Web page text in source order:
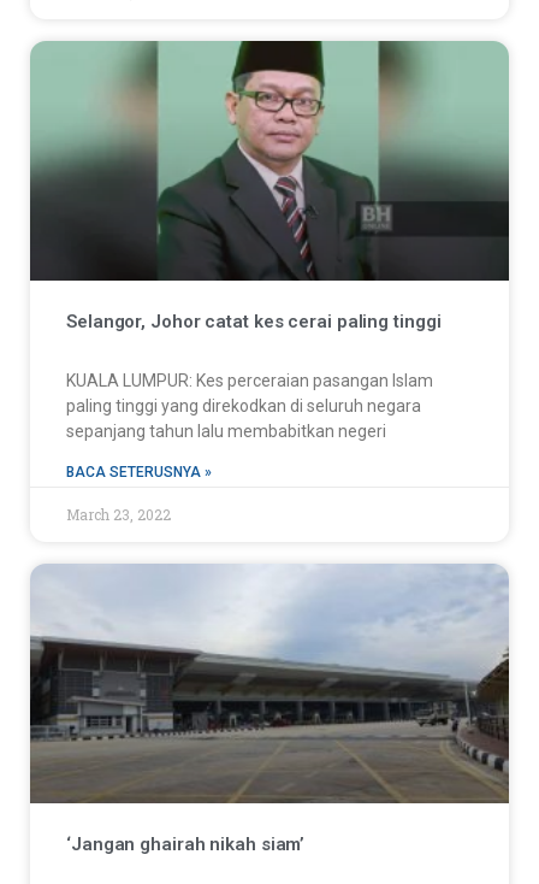
Selangor, Johor catat kes cerai paling tinggi
KUALA LUMPUR: Kes perceraian pasangan Islam
paling tinggi yang direkodkan di seluruh negara
sepanjang tahun lalu membabitkan negeri
BACA SETERUSNYA »
March 23, 2022
‘Jangan ghairah nikah siam’